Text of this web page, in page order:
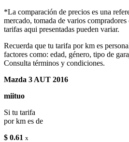
*La comparación de precios es una
mercado, tomada de varios
tarifas aqui presentadas pueden variar.
Recuerda que tu tarifa por km es
factores como: edad, género, tipo de
Consulta términos y condiciones.
Mazda 3 AUT 2016
miituo
Si tu tarifa
por km es de
$ 0.61 x